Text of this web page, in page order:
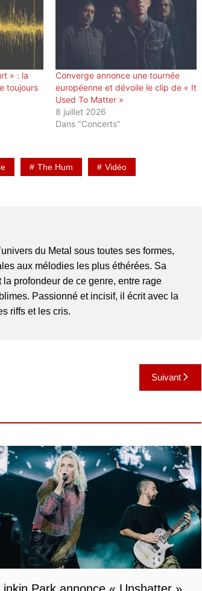
» : la
toujours
Converge annonce une tournée
européenne et dévoile le clip de « It
Used To Matter »
8 juillet 2026
Dans "Concerts"
The Hum Vidéo
du Metal sous toutes ses formes,
aux mélodies les plus éthérées. Sa
la profondeur de ce genre, entre rage
Passionné et incisif, il écrit avec la
riffs et les cris.
Suivant